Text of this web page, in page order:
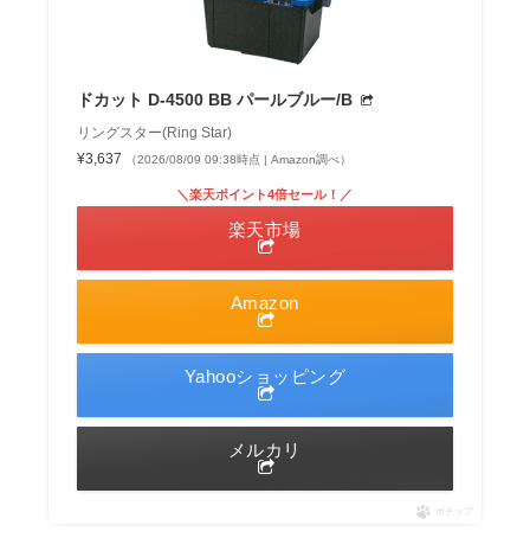
ドカット D-4500 BB パールブルー/B
リングスター(Ring Star)
¥3,637
（2026/08/09 09:38時点 | Amazon調べ）
Amazon
＼楽天ポイント4倍セール！／
楽天市場
Yahooショッピング
メルカリ
ポチップ